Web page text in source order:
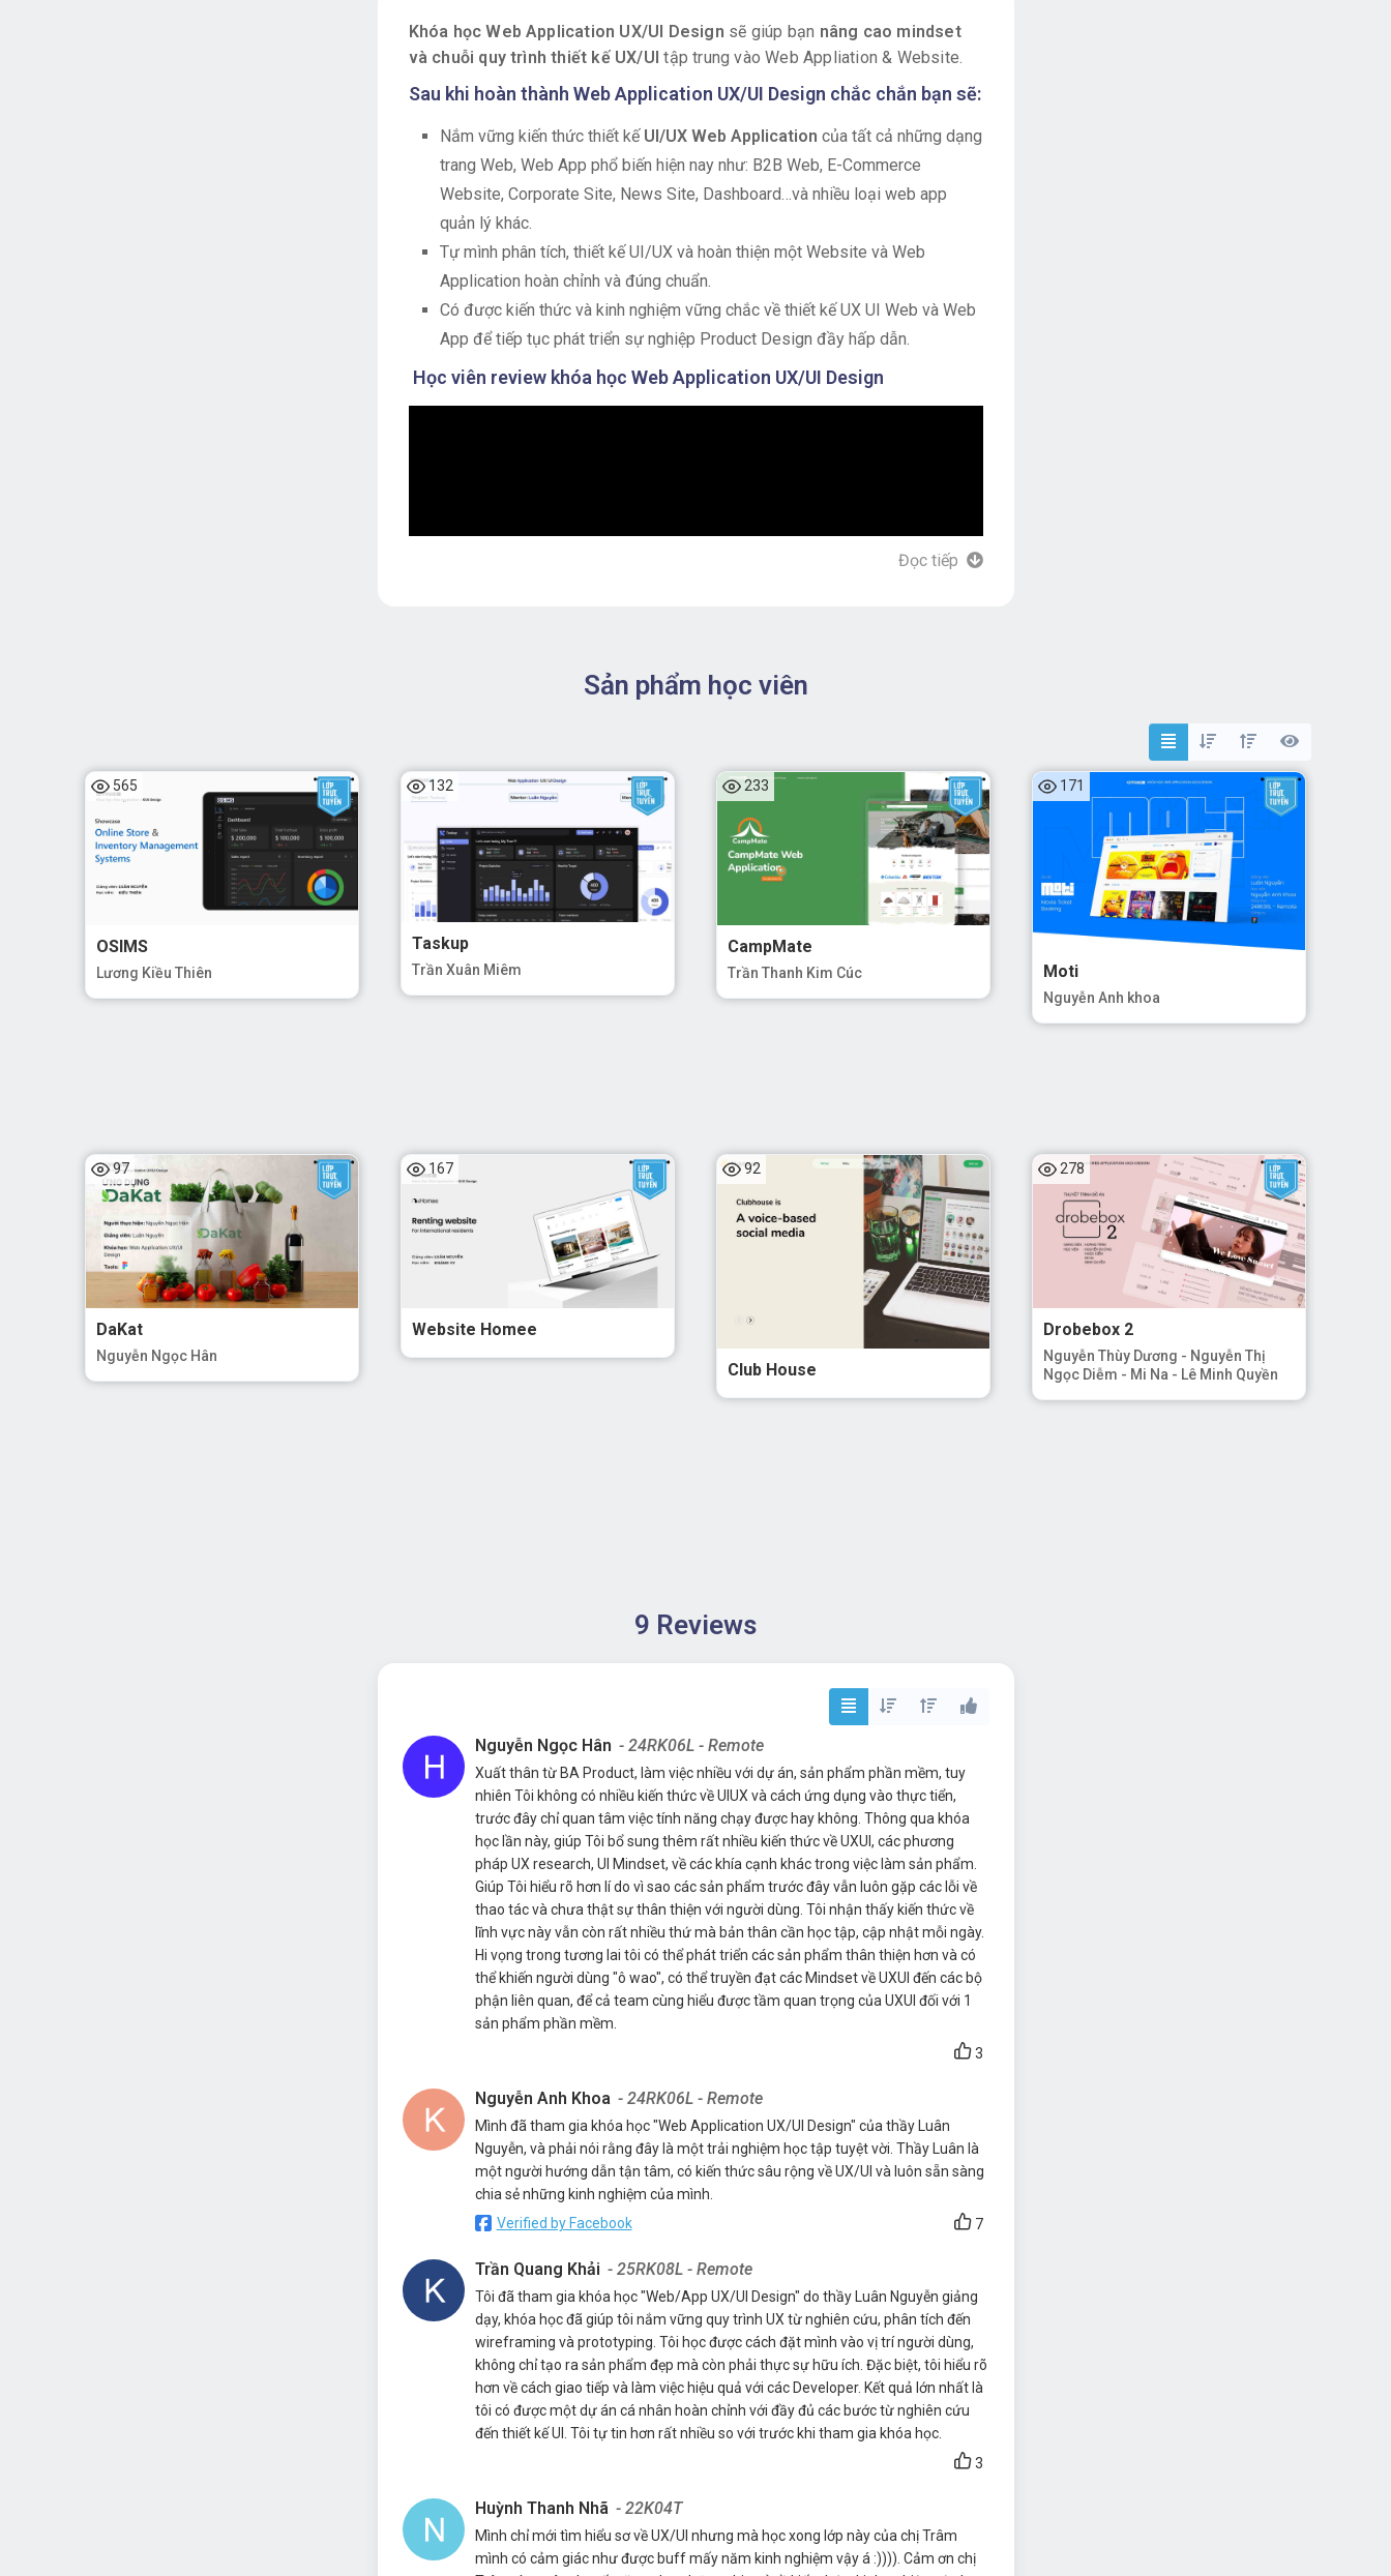
Khóa học Web Application UX/UI Design sẽ giúp bạn nâng cao mindset
và chuỗi quy trình thiết kế UX/UI tập trung vào Web Appliation & Website.
Sau khi hoàn thành Web Application UX/UI Design chắc chắn bạn sẽ:
Nắm vững kiến thức thiết kế UI/UX Web Application của tất cả những dạng
trang Web, Web App phổ biến hiện nay như: B2B Web, E-Commerce
Website, Corporate Site, News Site, Dashboard…và nhiều loại web app
quản lý khác.
Tự mình phân tích, thiết kế UI/UX và hoàn thiện một Website và Web
Application hoàn chỉnh và đúng chuẩn.
Có được kiến thức và kinh nghiệm vững chắc về thiết kế UX UI Web và Web
App để tiếp tục phát triển sự nghiệp Product Design đầy hấp dẫn.
Học viên review khóa học Web Application UX/UI Design
Khóa học Web Application UX/UI Design dành cho ai?
Junior UX/UI Designermuốn vững hơn về thiết kế UX/UI Web và Web
Application.
Graphic Designer,Lập trình viên
tìm hướng đi mới cho mình trong mảng
thiết kế UIUX.
Project Manager | Product Manager | Product Owner
làm việc UX/UI phát triển sản phẩm, muốn hiểu người dùng của web/ web
app, từ đó kết nối các team: Business, Designer, Engineer…
Figma, hãy tham gia khóa học Figma UI Design này trước:Click xem khóa học
Figma UI Design
Đọc tiếp
Sản phẩm học viên
565
OSIMS
Lương Kiều Thiên
132
Taskup
Trần Xuân Miêm
233
CampMate
Trần Thanh Kim Cúc
171
Moti
Nguyễn Anh khoa
97
DaKat
Nguyễn Ngọc Hân
167
Website Homee
92
Club House
278
Drobebox 2
Nguyễn Thùy Dương - Nguyễn Thị
Ngọc Diễm - Mi Na - Lê Minh Quyền
9 Reviews
Nguyễn Ngọc Hân - 24RK06L - Remote
Xuất thân từ BA Product, làm việc nhiều với dự án, sản phẩm phần mềm, tuy
nhiên Tôi không có nhiều kiến thức về UIUX và cách ứng dụng vào thực tiển,
trước đây chỉ quan tâm việc tính năng chạy được hay không. Thông qua khóa
học lần này, giúp Tôi bổ sung thêm rất nhiều kiến thức về UXUl, các phương
pháp UX research, Ul Mindset, về các khía cạnh khác trong việc làm sản phẩm.
Giúp Tôi hiểu rõ hơn lí do vì sao các sản phẩm trước đây vẫn luôn gặp các lỗi về
thao tác và chưa thật sự thân thiện với người dùng. Tôi nhận thấy kiến thức về
lĩnh vực này vẫn còn rất nhiều thứ mà bản thân cần học tập, cập nhật mỗi ngày.
Hi vọng trong tương lai tôi có thể phát triển các sản phẩm thân thiện hơn và có
thể khiến người dùng "ô wao", có thể truyền đạt các Mindset về UXUI đến các bộ
phận liên quan, để cả team cùng hiểu được tầm quan trọng của UXUI đối với 1
sản phẩm phần mềm.
3
Nguyễn Anh Khoa - 24RK06L - Remote
Mình đã tham gia khóa học "Web Application UX/UI Design" của thầy Luân
Nguyễn, và phải nói rằng đây là một trải nghiệm học tập tuyệt vời. Thầy Luân là
một người hướng dẫn tận tâm, có kiến thức sâu rộng về UX/UI và luôn sẵn sàng
chia sẻ những kinh nghiệm của mình.
Verified by Facebook
7
Trần Quang Khải - 25RK08L - Remote
Tôi đã tham gia khóa học "Web/App UX/UI Design" do thầy Luân Nguyễn giảng
dạy, khóa học đã giúp tôi nắm vững quy trình UX từ nghiên cứu, phân tích đến
wireframing và prototyping. Tôi học được cách đặt mình vào vị trí người dùng,
không chỉ tạo ra sản phẩm đẹp mà còn phải thực sự hữu ích. Đặc biệt, tôi hiểu rõ
hơn về cách giao tiếp và làm việc hiệu quả với các Developer. Kết quả lớn nhất là
tôi có được một dự án cá nhân hoàn chỉnh với đầy đủ các bước từ nghiên cứu
đến thiết kế UI. Tôi tự tin hơn rất nhiều so với trước khi tham gia khóa học.
3
Huỳnh Thanh Nhã - 22K04T
Mình chỉ mới tìm hiểu sơ về UX/UI nhưng mà học xong lớp này của chị Trâm
mình có cảm giác như được buff mấy năm kinh nghiệm vậy á :)))). Cảm ơn chị